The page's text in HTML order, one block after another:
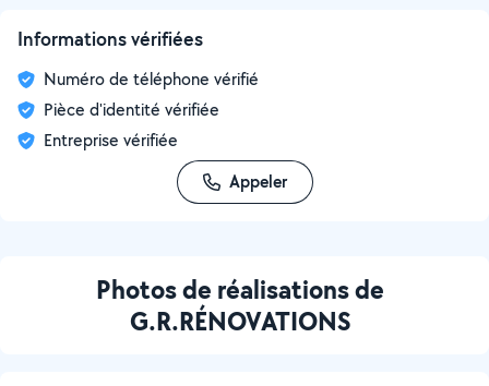
Informations vérifiées
Numéro de téléphone vérifié
Pièce d'identité vérifiée
Entreprise vérifiée
Appeler
Photos de réalisations de
G.R.RÉNOVATIONS